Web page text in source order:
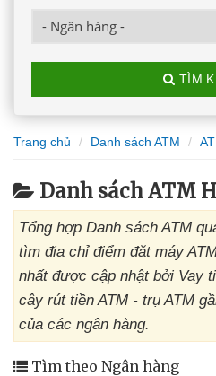
TÌM
Trang chủ Danh sách ATM
Danh sách ATM
Tổng hợp Danh sách ATM
tìm địa chỉ điểm đặt máy
nhất được cập nhật bởi Vay
cây rút tiền ATM - trụ ATM
của các ngân hàng.
Tìm theo Ngân hàng